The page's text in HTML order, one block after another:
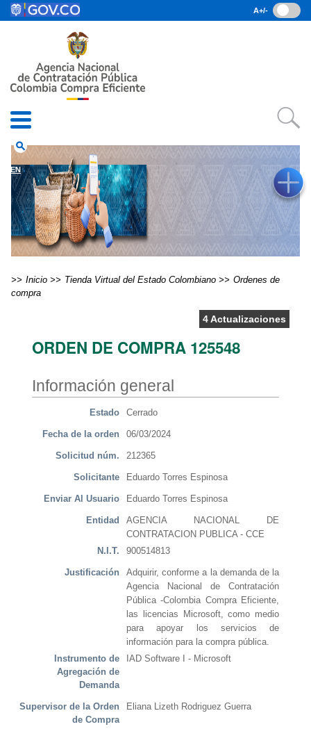
Pasar al contenido principal
• Consulta RUES
• Preguntas Frecuentes
search
EN
A+/-
Inicio Tienda Virtual del Estado Colombiano
Ordenes de
compra
4 Actualizaciones
ORDEN DE COMPRA 125548
Información general
Estado Cerrado
Fecha de la orden 06/03/2024
Solicitud núm. 212365
Solicitante Eduardo Torres Espinosa
Enviar Al Usuario Eduardo Torres Espinosa
Entidad
AGENCIA NACIONAL DE
CONTRATACION PUBLICA - CCE
N.I.T.
900514813
Justificación
Adquirir, conforme a la demanda de la
Agencia Nacional de Contratación
Pública -Colombia Compra Eficiente,
las licencias Microsoft, como medio
para apoyar los servicios de
información para la compra pública.
Instrumento de
Agregación de
Demanda
IAD Software I - Microsoft
Supervisor de la Orden
de Compra
Eliana Lizeth Rodriguez Guerra